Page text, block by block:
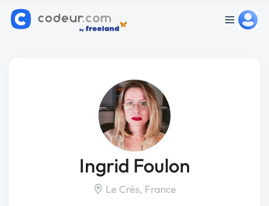
Ingrid Foulon
Le Crès, France